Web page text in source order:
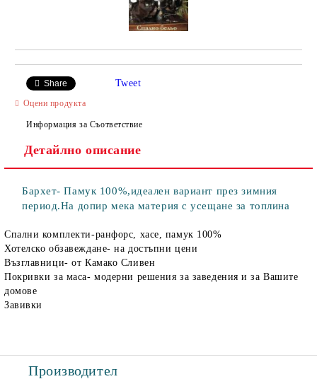
Share Tweet
Оцени продукта
Информация за Съответствие
Детайлно описание
Бархет- Памук 100%,идеален вариант през зимния
период.На допир мека материя с усещане за топлина
Спални комплекти-ранфорс, хасе, памук 100%
Хотелско обзавеждане- на достъпни цени
Възглавници- от Камако Сливен
Покривки за маса- модерни решения за заведения и за Вашите
домове
Завивки
Производител